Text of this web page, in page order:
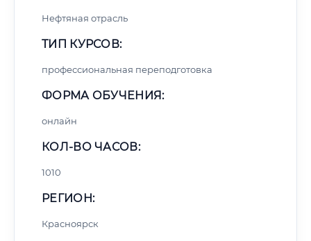
Нефтяная отрасль
ТИП КУРСОВ:
профессиональная переподготовка
ФОРМА ОБУЧЕНИЯ:
онлайн
КОЛ-ВО ЧАСОВ:
1010
РЕГИОН:
Красноярск